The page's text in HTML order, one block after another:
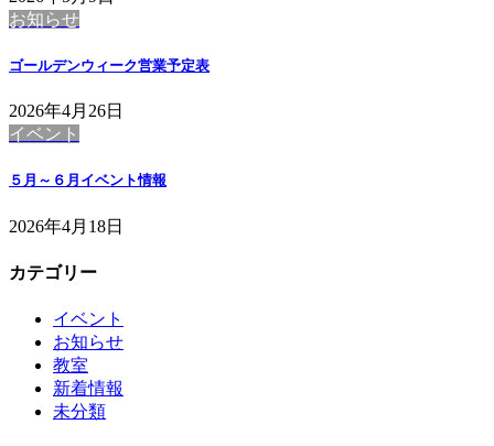
お知らせ
ゴールデンウィーク営業予定表
2026年4月26日
イベント
５月～６月イベント情報
2026年4月18日
カテゴリー
イベント
お知らせ
教室
新着情報
未分類